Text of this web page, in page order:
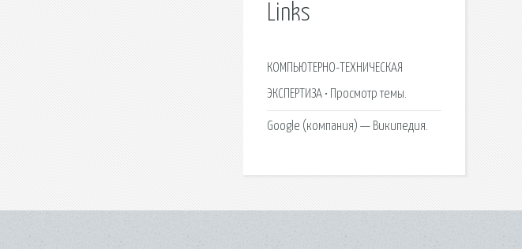
Links
КОМПЬЮТЕРНО-ТЕХНИЧЕСКАЯ
ЭКСПЕРТИЗА • Просмотр темы.
Google (компания) — Википедия.